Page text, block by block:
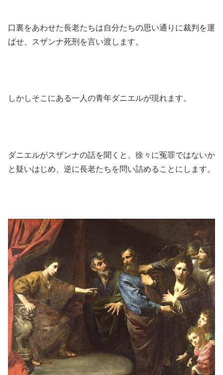
口裏をあわせた長老たちは自分たちの思い通りに裁判を運
ばせ、スザンナ死刑を言い渡します。
しかしそこにある一人の青年ダニエルが現れます。
ダニエルがスザンナの話を聞くと、徐々に冤罪ではないか
と疑いはじめ、逆に長老たちを問い詰めることにします。